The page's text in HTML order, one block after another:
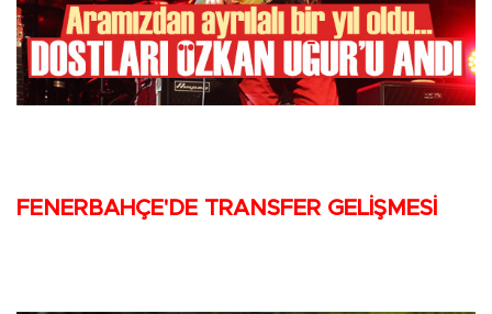
FENERBAHÇE'DE TRANSFER GELİŞMESİ